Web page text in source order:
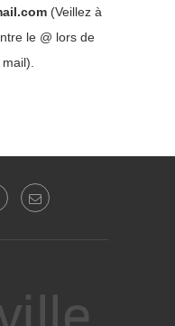
(Veillez à
le @ lors de